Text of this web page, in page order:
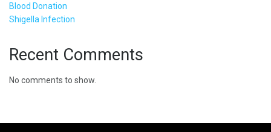
Blood Donation
Shigella Infection
Recent Comments
No comments to show.